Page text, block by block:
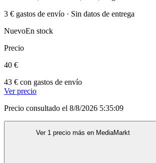
3 € gastos de envío · Sin datos de entrega
NuevoEn stock
Precio
40 €
43 € con gastos de envío
Ver precio
Precio consultado el 8/8/2026 5:35:09
Ver 1 precio más en MediaMarkt